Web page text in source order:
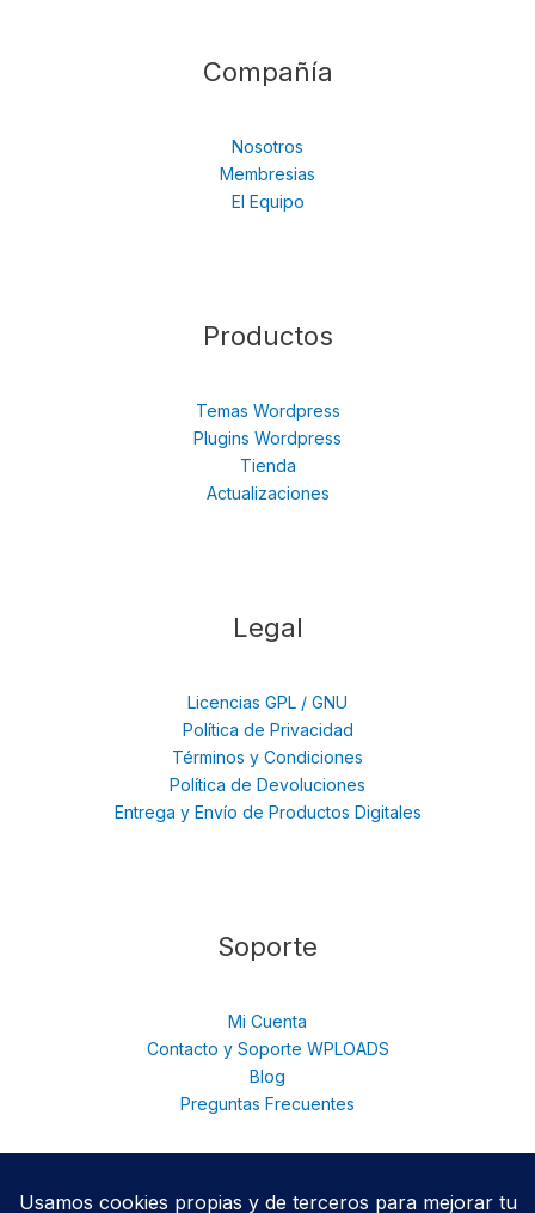
Compañía
Nosotros
Membresias
El Equipo
Productos
Temas Wordpress
Plugins Wordpress
Tienda
Actualizaciones
Legal
Licencias GPL / GNU
Política de Privacidad
Términos y Condiciones
Política de Devoluciones
Entrega y Envío de Productos Digitales
Soporte
Mi Cuenta
Contacto y Soporte WPLOADS
Blog
Preguntas Frecuentes